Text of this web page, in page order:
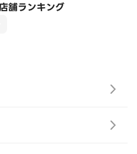
舗ランキング